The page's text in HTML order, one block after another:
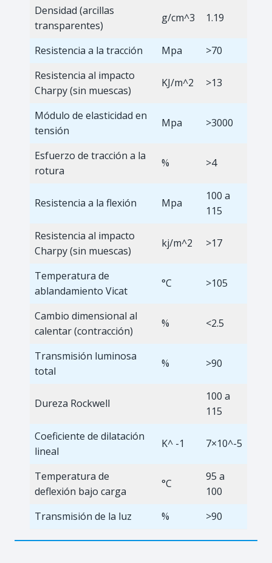
Densidad (arcillas
transparentes)
g/cm^3 1.19
Resistencia a la tracción Mpa
>70
Resistencia al impacto
Charpy (sin muescas)
KJ/m^2 >13
Módulo de elasticidad en
tensión
Mpa >3000
Esfuerzo de tracción a la
rotura
% >4
Resistencia a la flexión Mpa
100 a
115
Resistencia al impacto
Charpy (sin muescas)
kj/m^2 >17
Temperatura de
ablandamiento Vicat
°C >105
Cambio dimensional al
calentar (contracción)
% <2.5
Transmisión luminosa
total
% >90
Dureza Rockwell
100 a
115
Coeficiente de dilatación
lineal
K^ -1 7×10^-5
Temperatura de
deflexión bajo carga
°C
95 a
100
Transmisión de la luz
% >90